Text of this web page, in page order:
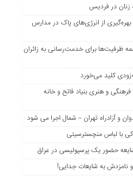
زنان در فردیس
بهره‌گیری از انرژی‌های پاک در مدارس
ظرفیت‌ها برای خدمت‌رسانی به زائران
کلید می‌خورد
و هنری بنیاد فاتح و خانه
و آزادراه تهران – شمال اجرا می شود
با لباس منچسترسیتی
حضور یک پرسپولیسی در عراق
نامزدش به شایعات جدایی!